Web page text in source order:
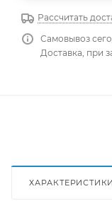
Рассчитать
Самовывоз
Доставка, при
ХАРАКТЕРИСТИКИ